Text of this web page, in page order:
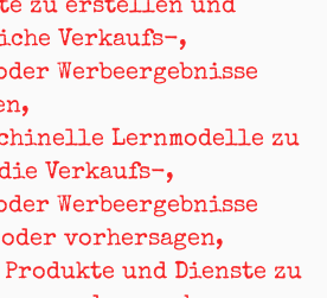
zu erstellen und
Verkaufs-,
Werbeergebnisse
Lernmodelle zu
Verkaufs-,
Werbeergebnisse
vorhersagen,
Produkte und Dienste zu